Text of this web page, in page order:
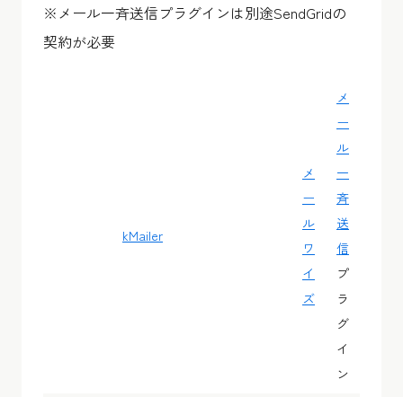
※メール一斉送信プラグインは別途SendGridの
契約が必要
kMailer
メ
ー
ル
ワ
イ
ズ
メ
ー
ル
一
斉
送
信
プ
ラ
グ
イ
ン